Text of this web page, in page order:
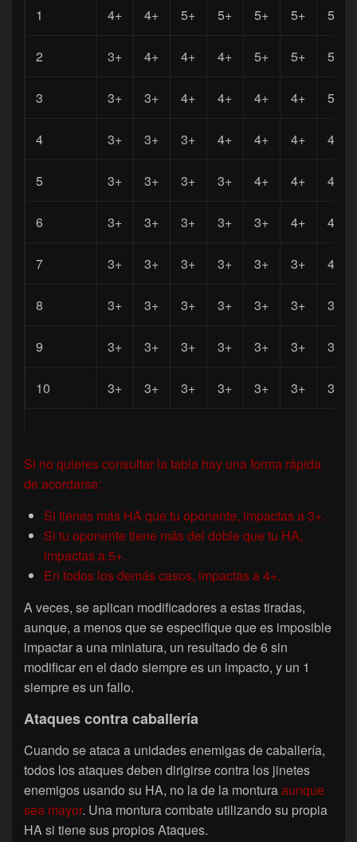
1 4+ 4+ 5+ 5+ 5+ 5+ 5+
2 3+ 4+ 4+ 4+ 5+ 5+ 5+
3 3+ 3+ 4+ 4+ 4+ 4+ 5+
4 3+ 3+ 3+ 4+ 4+ 4+ 4+
5 3+ 3+ 3+ 3+ 4+ 4+ 4+
6 3+ 3+ 3+ 3+ 3+ 4+ 4+
7 3+ 3+ 3+ 3+ 3+ 3+ 4+
8 3+ 3+ 3+ 3+ 3+ 3+ 3+
9 3+ 3+ 3+ 3+ 3+ 3+ 3+
10 3+ 3+ 3+ 3+ 3+ 3+ 3+
Si no quieres consultar la tabla hay una forma rápida
de acordarse:
Si tienes más HA que tu oponente, impactas a 3+.
Si tu oponente tiene más del doble que tu HA,
impactas a 5+.
En todos los demás casos, impactas a 4+.
A veces, se aplican modificadores a estas tiradas,
aunque, a menos que se especifique que es imposible
impactar a una miniatura, un resultado de 6 sin
modificar en el dado siempre es un impacto, y un 1
siempre es un fallo.
Ataques contra caballería
Cuando se ataca a unidades enemigas de caballería,
todos los ataques deben dirigirse contra los jinetes
enemigos usando su HA, no la de la monturaaunque
sea mayor. Una montura combate utilizando su propia
HA si tiene sus propios Ataques.